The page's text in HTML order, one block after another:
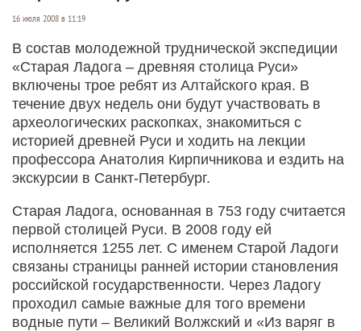
16 июля 2008 в 11:19
В состав молодежной труднической экспедиции
«Старая Ладога – древняя столица Руси»
включены трое ребят из Алтайского края. В
течение двух недель они будут участвовать в
археологических раскопках, знакомиться с
историей древней Руси и ходить на лекции
профессора Анатолия Кирпичникова и ездить на
экскурсии в Санкт-Петербург.
Старая Ладога, основанная в 753 году считается
первой столицей Руси. В 2008 году ей
исполняется 1255 лет. С именем Старой Ладоги
связаны страницы ранней истории становления
российской государственности. Через Ладогу
проходил самые важные для того времени
водные пути – Великий Волжский и «Из варяг в